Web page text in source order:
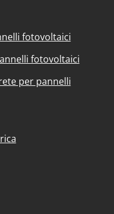
fotovoltaici
fotovoltaici
per pannelli